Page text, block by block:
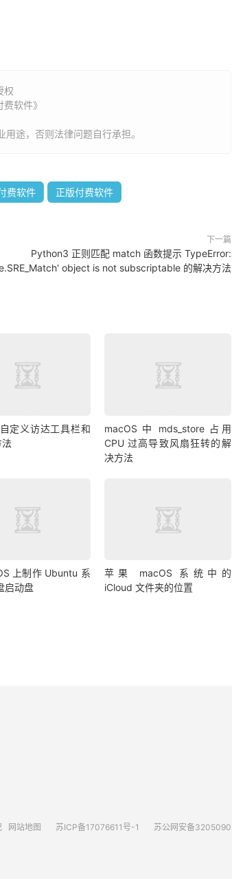
权
费软件》
途，否则法律问题自行承担。
费软件 正版付费软件
下一篇
Python3 正则匹配 match 函数提示 TypeError:
object is not subscriptable 的解决方法
定义访达工具栏和
法
macOS 中 mds_store 占用
CPU 过高导致风扇狂转的解
决方法
上制作 Ubuntu 系
启动盘
苹果 macOS 系统中的
iCloud 文件夹的位置